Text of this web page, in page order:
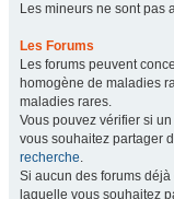
Les mineurs ne sont pas
Les Forums
Les forums peuvent
homogène de maladies
maladies rares.
Vous pouvez vérifier si
vous souhaitez partager
recherche.
Si aucun des forums
laquelle vous souhaitez